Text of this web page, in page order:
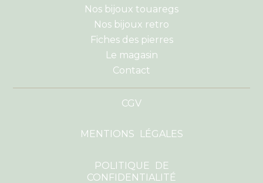
Nos bijoux touaregs
Nos bijoux retro
Fiches des pierres
Le magasin
Contact
CGV
MENTIONS LÉGALES
POLITIQUE DE
CONFIDENTIALITÉ